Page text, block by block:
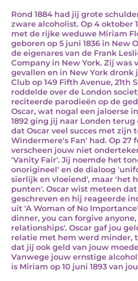
Rond 1884 had jij grote
zware alcoholist. Op 4 oktober
met de rijke weduwe Miriam
geboren op 5 juni 1836 in New
de eigenares van de Frank
Company in New York. Zij was
gevallen en in New York dronk
Club op 149 Fifth Avenue, 21th
roddelde over de London
reciteerde parodieën op de
Oscar, wat nogal een jaloerse
1892 ging jij naar Londen
dat Oscar veel succes met zijn
Windermere's Fan' had. Op 27
verscheen jouw niet
'Vanity Fair'. Jij noemde het
onorigineel' en de dialoog
sierlijk en vloeiend', maar 'het
punten'. Oscar wist meteen
geschreven en hij reageerde
uit 'A Woman of No
dinner, you can forgive
relationships'. Oscar gaf jou
relatie met hem werd minder,
dat jij ook geld van jouw
Vanwege jouw ernstige
is Miriam op 10 juni 1893 van